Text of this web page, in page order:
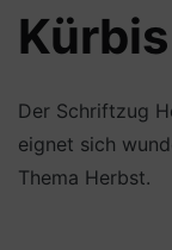
Der Schriftzug
eignet sich
Thema Herbst.